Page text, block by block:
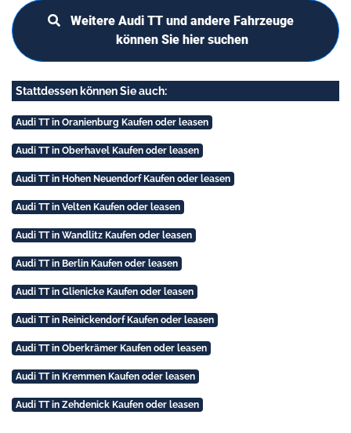
Weitere Audi TT und andere Fahrzeuge
können Sie hier suchen
Stattdessen können Sie auch:
Audi TT in Oranienburg Kaufen oder leasen
Audi TT in Oberhavel Kaufen oder leasen
Audi TT in Hohen Neuendorf Kaufen oder leasen
Audi TT in Velten Kaufen oder leasen
Audi TT in Wandlitz Kaufen oder leasen
Audi TT in Berlin Kaufen oder leasen
Audi TT in Glienicke Kaufen oder leasen
Audi TT in Reinickendorf Kaufen oder leasen
Audi TT in Oberkrämer Kaufen oder leasen
Audi TT in Kremmen Kaufen oder leasen
Audi TT in Zehdenick Kaufen oder leasen